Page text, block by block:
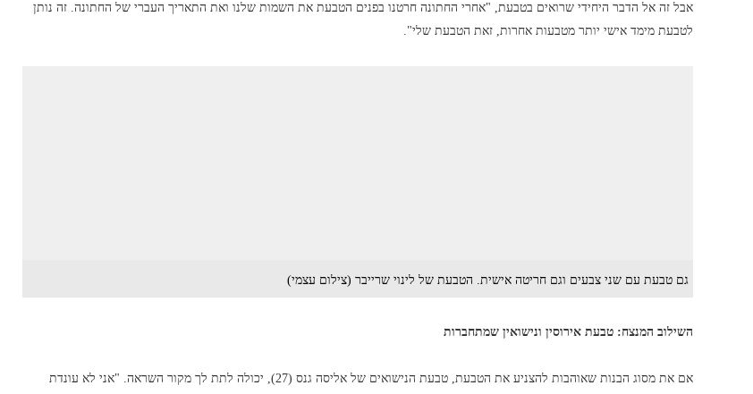
אבל זה אל הדבר היחידי שרואים בטבעת, "אחרי החתונה חרטנו בפנים הטבעת את השמות שלנו ואת התאריך העברי של החתונה. זה נותן
לטבעת מימד אישי יותר מטבעות אחרות, זאת הטבעת שלי".
גם טבעת עם שני צבעים וגם חריטה אישית. הטבעת של לינוי שרייבר (צילום עצמי)
השילוב המנצח: טבעת אירוסין ונישואין שמתחברות
אם את מסוג הבנות שאוהבות להצניע את הטבעת, טבעת הנישואים של אליסה גנס (27), יכולה לתת לך מקור השראה. "אני לא עונדת